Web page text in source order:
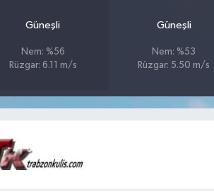
Güneşli
Nem: %56
Rüzgar: 6.11 m/s
Güneşli
Nem: %53
Rüzgar: 5.50 m/s